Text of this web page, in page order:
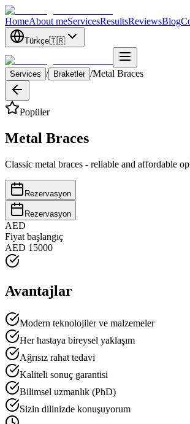
HomeAbout meServicesResultsReviewsBlog
Türkçe🇹🇷
Services / Braketler /Metal Braces
Popüler
Metal Braces
Classic metal braces - reliable and affordable
Rezervasyon
Rezervasyon
AED
Fiyat başlangıç
AED 15000
Avantajlar
Modern teknolojiler ve malzemeler
Her hastaya bireysel yaklaşım
Ağrısız rahat tedavi
Kaliteli sonuç garantisi
Bilimsel uzmanlık (PhD)
Sizin dilinizde konuşuyorum